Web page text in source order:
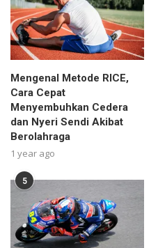
Mengenal Metode RICE,
Cara Cepat
Menyembuhkan Cedera
dan Nyeri Sendi Akibat
Berolahraga
1 year ago
5